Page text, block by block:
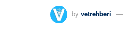
by vetrehberi